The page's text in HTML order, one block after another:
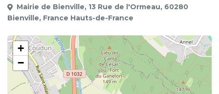
Mairie de Bienville, 13 Rue de l'Ormeau, 60280
Bienville, France Hauts-de-France
+
−